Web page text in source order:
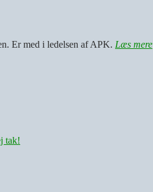
Er med i ledelsen af APK. Læs mere
tak!